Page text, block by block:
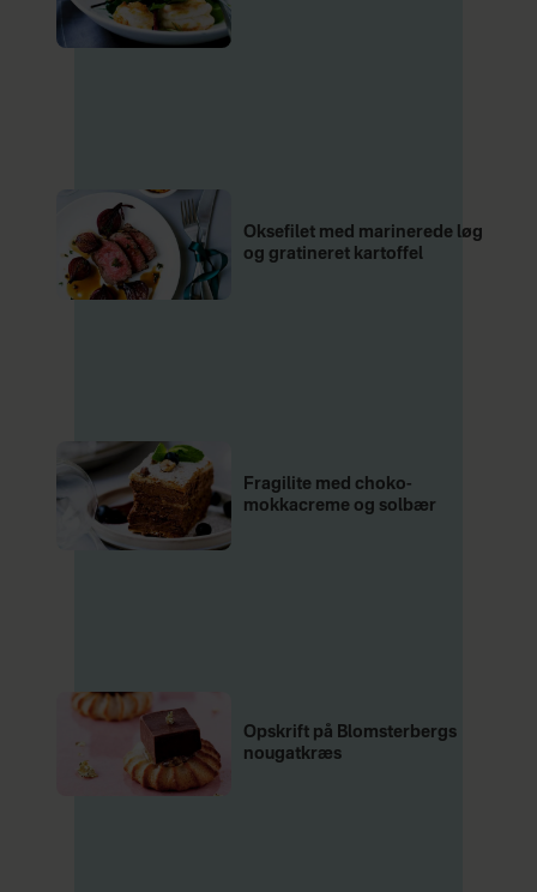
Oksefilet med marinerede løg
og gratineret kartoffel
Fragilite med choko-
mokkacreme og solbær
Opskrift på Blomsterbergs
nougatkræs